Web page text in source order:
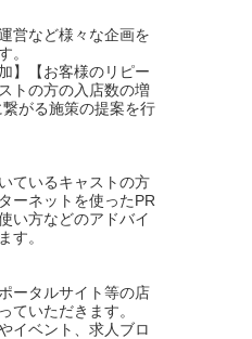
営など様々な企画を
。
】【お客様のリピー
トの方の入店数の増
がる施策の提案を行
ているキャストの方
ーネットを使ったPR
い方などのアドバイ
す。
ータルサイト等の店
ていただきます。
イベント、求人ブロ